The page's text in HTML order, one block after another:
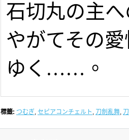
石切丸の主
やがてその
ゆく……。
標籤: つむぎ , セピアコンチェルト , 刀劍亂舞,